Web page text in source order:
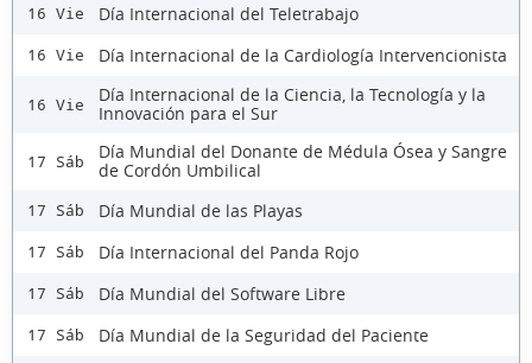
16 Vie Día Internacional del Teletrabajo
16 Vie Día Internacional de la Cardiología Intervencionista
16 Vie
Día Internacional de la Ciencia, la Tecnología y la
Innovación para el Sur
17 Sáb
Día Mundial del Donante de Médula Ósea y Sangre
de Cordón Umbilical
17 Sáb Día Mundial de las Playas
17 Sáb Día Internacional del Panda Rojo
17 Sáb Día Mundial del Software Libre
17 Sáb Día Mundial de la Seguridad del Paciente